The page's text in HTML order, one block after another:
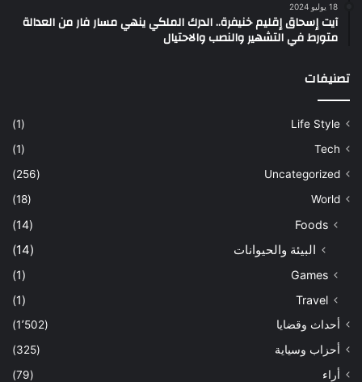
18 يوليو 2024
آيت إسحاق إقليم خنيفرة.. الدرك الملكي ينهي مسار فار من العدالة
متورط في التشهير والنصب والاحتيال
تصنيفات
Life Style
(1)
Tech
(1)
Uncategorized
(256)
World
(18)
Foods
(14)
البيئة والحيوانات (14)
Games
(1)
Travel
(1)
أحداث وقضايا
(1٬502)
أحزاب وسياية
(325)
أراء
(79)